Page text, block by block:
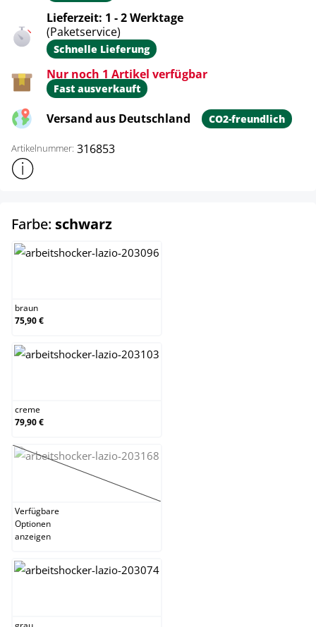
Lieferzeit: 1 - 2 Werktage
(Paketservice)
Schnelle Lieferung
Nur noch 1 Artikel verfügbar
Fast ausverkauft
Versand aus Deutschland CO2-freundlich
Artikelnummer: 316853
Weitere Produktinformationen anzeigen
Farbe: schwarzauswählen
braun
75,90 €
creme
79,90 €
dunkelgrau
(Diese Option ist zurzeit nicht verfügbar.)
Verfügbare
Optionen
anzeigen